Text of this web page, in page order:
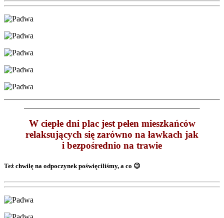
W ciepłe dni plac jest pełen mieszkańców
relaksujących się zarówno na ławkach jak
i bezpośrednio na trawie
Też chwilę na odpoczynek poświęciliśmy, a co 😉